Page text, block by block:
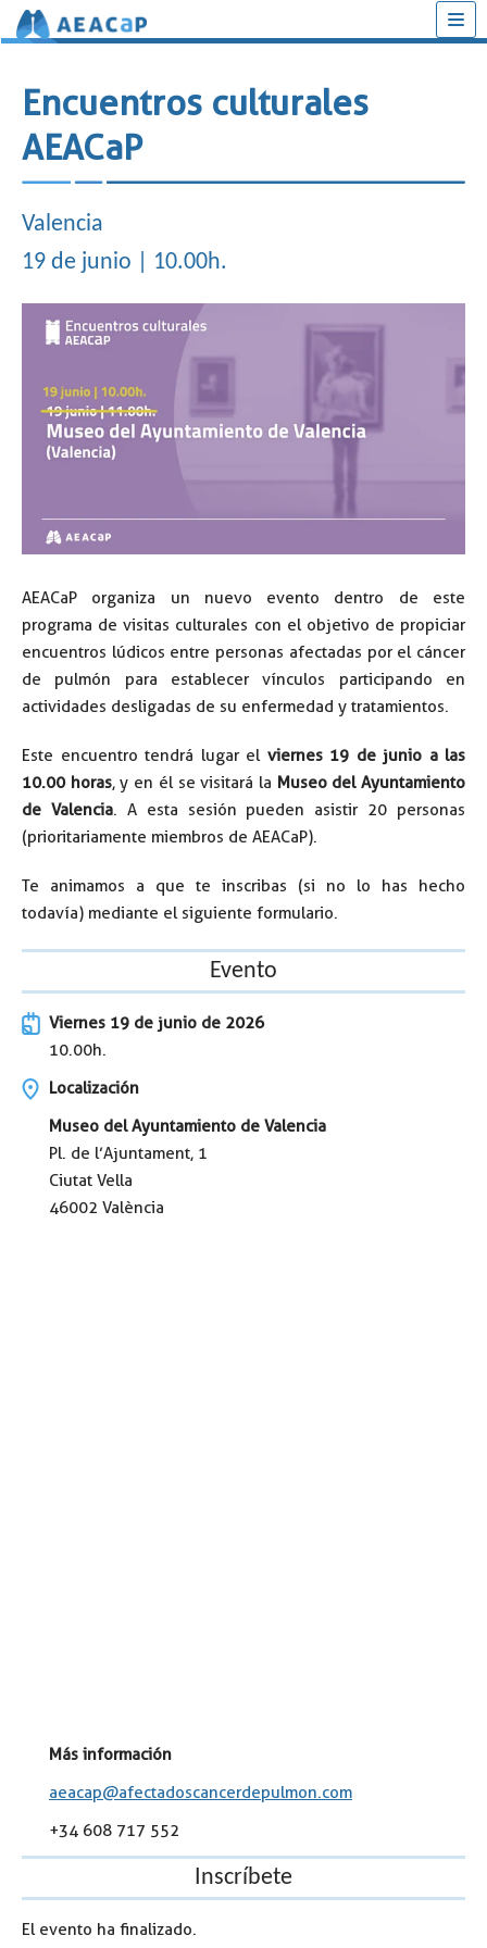
al
contenido
Encuentros culturales
AEACaP
Valencia
19 de junio | 10.00h.
AEACaP organiza un nuevo evento dentro de este
programa de visitas culturales con el objetivo de propiciar
encuentros lúdicos entre personas afectadas por el cáncer
de pulmón para establecer vínculos participando en
actividades desligadas de su enfermedad y tratamientos.
Este encuentro tendrá lugar el viernes 19 de junio a las
10.00 horas, y en él se visitará la Museo del Ayuntamiento
de Valencia. A esta sesión pueden asistir 20 personas
(prioritariamente miembros de AEACaP).
Te animamos a que te inscribas (si no lo has hecho
todavía) mediante el siguiente formulario.
Evento
Viernes 19 de junio de 2026
10.00h.
Localización
Museo del Ayuntamiento de Valencia
Pl. de l’Ajuntament, 1
Ciutat Vella
46002 València
Más información
aeacap@afectadoscancerdepulmon.com
+34 608 717 552
Inscríbete
El evento ha finalizado.